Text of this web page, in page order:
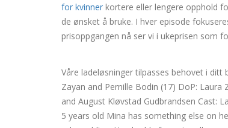
for kvinner kortere eller lengere opphold
de ønsket å bruke. I hver episode
prisoppgangen nå ser vi i ukeprisen som
Våre ladeløsninger tilpasses behovet i ditt
Zayan and Pernille Bodin (17) DoP: Laura
and August Kløvstad Gudbrandsen Cast:
5 years old Mina has something else on